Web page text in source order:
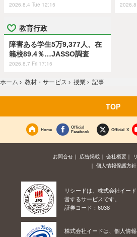
2026.8.4 Tue 12:15
教育行政
障害ある学生5万9,377人、在
籍校89.4％…JASSO調査
2026.8.7 Fri 17:15
ホーム › 教材・サービス › 授業 › 記事
TOP
Home
Official
Facebook
Official X
お問合せ 広告掲載 会社概要
個人情報保護方針
リシードは、株式会社イー
営するサービスです。
証券コード：6038
株式会社イードは、個人情